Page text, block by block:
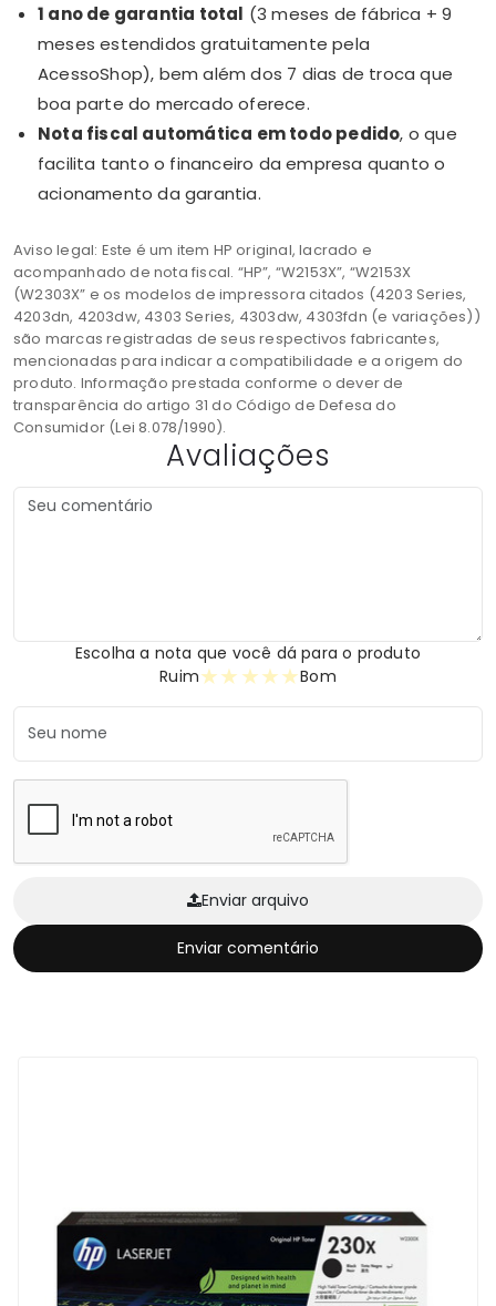
1 ano de garantia total (3 meses de fábrica + 9
meses estendidos gratuitamente pela
AcessoShop), bem além dos 7 dias de troca que
boa parte do mercado oferece.
Nota fiscal automática em todo pedido, o que
facilita tanto o financeiro da empresa quanto o
acionamento da garantia.
Aviso legal: Este é um item HP original, lacrado e
acompanhado de nota fiscal. “HP”, “W2153X”, “W2153X
(W2303X” e os modelos de impressora citados (4203 Series,
4203dn, 4203dw, 4303 Series, 4303dw, 4303fdn (e variações))
são marcas registradas de seus respectivos fabricantes,
mencionadas para indicar a compatibilidade e a origem do
produto. Informação prestada conforme o dever de
transparência do artigo 31 do Código de Defesa do
Consumidor (Lei 8.078/1990).
Avaliações
Escolha a nota que você dá para o produto
Ruim
★
★
★
★
★ Bom
Enviar arquivo
Enviar comentário